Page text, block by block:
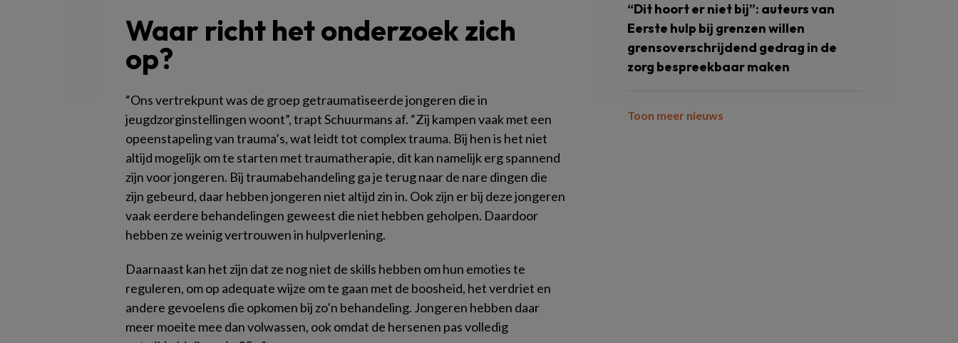
Waar richt het onderzoek zich
op?
“Ons vertrekpunt was de groep getraumatiseerde jongeren die in
jeugdzorginstellingen woont”, trapt Schuurmans af. “Zij kampen vaak met een
opeenstapeling van trauma’s, wat leidt tot complex trauma. Bij hen is het niet
altijd mogelijk om te starten met traumatherapie, dit kan namelijk erg spannend
zijn voor jongeren. Bij traumabehandeling ga je terug naar de nare dingen die
zijn gebeurd, daar hebben jongeren niet altijd zin in. Ook zijn er bij deze jongeren
vaak eerdere behandelingen geweest die niet hebben geholpen. Daardoor
hebben ze weinig vertrouwen in hulpverlening.
Daarnaast kan het zijn dat ze nog niet de skills hebben om hun emoties te
reguleren, om op adequate wijze om te gaan met de boosheid, het verdriet en
andere gevoelens die opkomen bij zo’n behandeling. Jongeren hebben daar
meer moeite mee dan volwassen, ook omdat de hersenen pas volledig
“Dit hoort er niet bij”: auteurs van
Eerste hulp bij grenzen willen
grensoverschrijdend gedrag in de
zorg bespreekbaar maken
Toon meer nieuws